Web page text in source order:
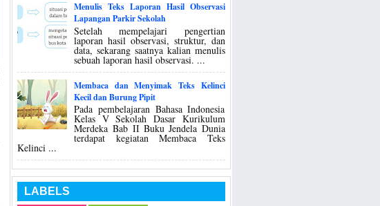
Menulis Teks Laporan Hasil Observasi
Lapangan Parkir Sekolah
Setelah mempelajari pengertian
laporan hasil observasi, struktur, dan
data, sekarang saatnya kalian menulis
sebuah laporan hasil observasi. ...
Membaca dan Menyimak Teks Kelinci
Kecil dan Burung Pipit
Pada pembelajaran Bahasa Indonesia
Kelas V Sekolah Dasar Kurikulum
Merdeka Bab II Buku Jendela Dunia
terdapat kegiatan Membaca Teks
Kelinci ...
LABELS